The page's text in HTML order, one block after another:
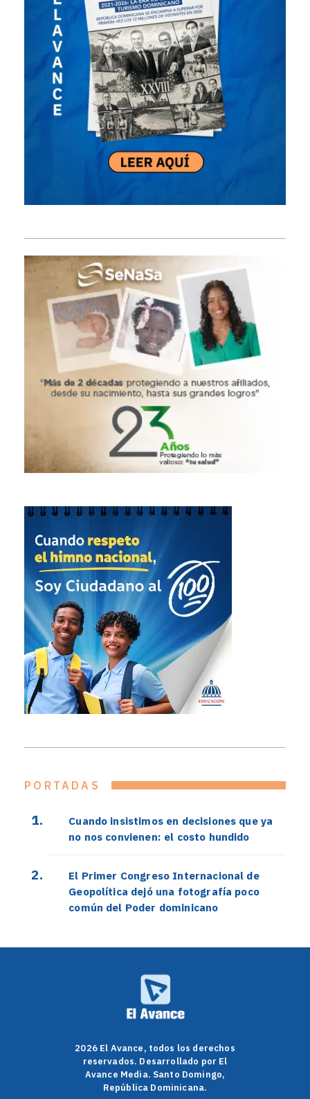
PORTADAS
Cuando insistimos en decisiones que ya
no nos convienen: el costo hundido
El Primer Congreso Internacional de
Geopolítica dejó una fotografía poco
común del Poder dominicano
2026 El Avance, todos los derechos
reservados. Desarrollado por El
Avance Media. Santo Domingo,
República Dominicana.